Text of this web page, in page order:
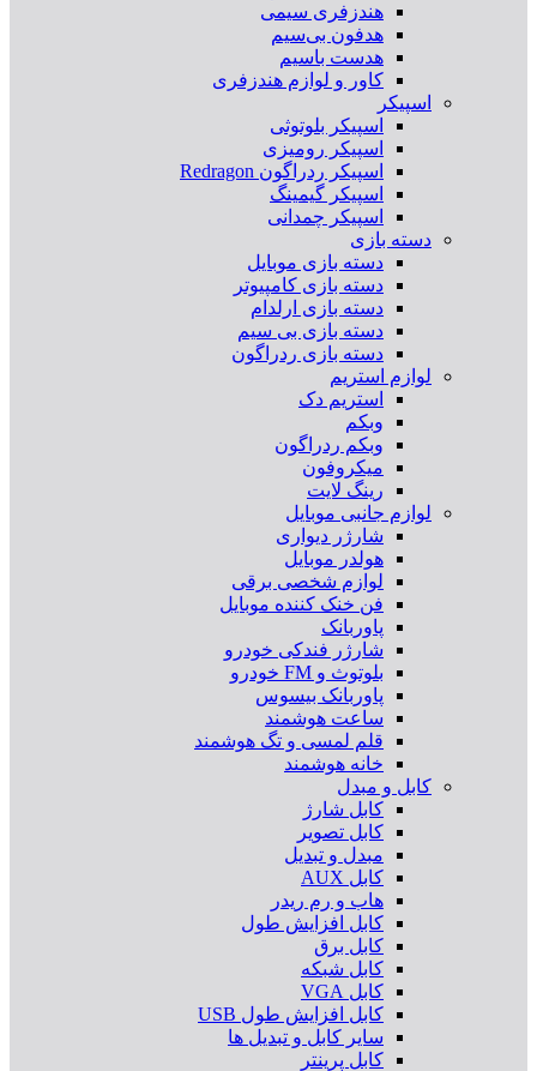
هندزفری سیمی
هدفون بی‌سیم
هدست باسیم
کاور و لوازم هندزفری
اسپیکر
اسپیکر بلوتوثی
اسپیکر رومیزی
اسپیکر ردراگون Redragon
اسپیکر گیمینگ
اسپیکر چمدانی
دسته بازی
دسته بازی موبایل
دسته بازی کامپیوتر
دسته بازی ارلدام
دسته بازی بی سیم
دسته بازی ردراگون
لوازم استریم
استریم دک
وبکم
وبکم ردراگون
میکروفون
رینگ لایت
لوازم جانبی موبایل
شارژر دیواری
هولدر موبایل
لوازم شخصی برقی
فن خنک کننده موبایل
پاوربانک
شارژر فندکی خودرو
بلوتوث و FM خودرو
پاوربانک بیسوس
ساعت هوشمند
قلم لمسی و تگ هوشمند
خانه هوشمند
کابل و مبدل
کابل شارژ
کابل تصویر
مبدل و تبدیل
کابل AUX
هاب و رم ریدر
کابل افزایش طول
کابل برق
کابل شبکه
کابل VGA
کابل افزایش طول USB
سایر کابل و تبدیل ها
کابل پرینتر